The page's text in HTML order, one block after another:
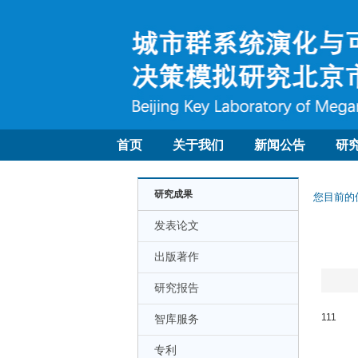
首页 关于我们 新闻公告 研
研究成果
发表论文
出版著作
研究报告
智库服务
专利
您目前
111